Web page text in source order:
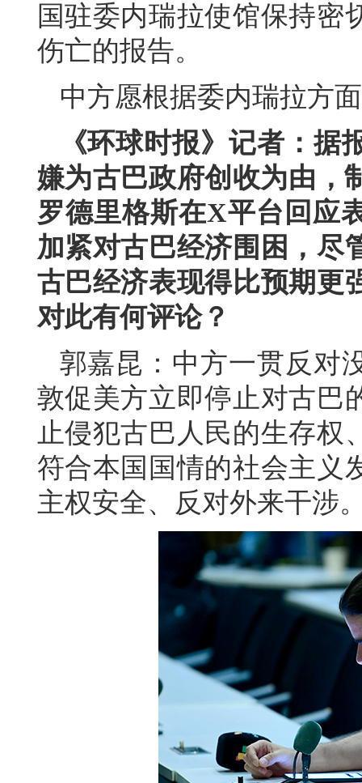
国驻委内瑞拉使馆保持密
伤亡的报告。
中方愿根据委内瑞拉方
《环球时报》记者：据
嫌为古巴政府创收为由，
罗德里格斯在X平台回应
加紧对古巴经济围困，尽
古巴经济表现得比预期更
对此有何评论？
郭嘉昆：中方一贯反对
敦促美方立即停止对古巴
止侵犯古巴人民的生存权
符合本国国情的社会主义
主权安全、反对外来干涉